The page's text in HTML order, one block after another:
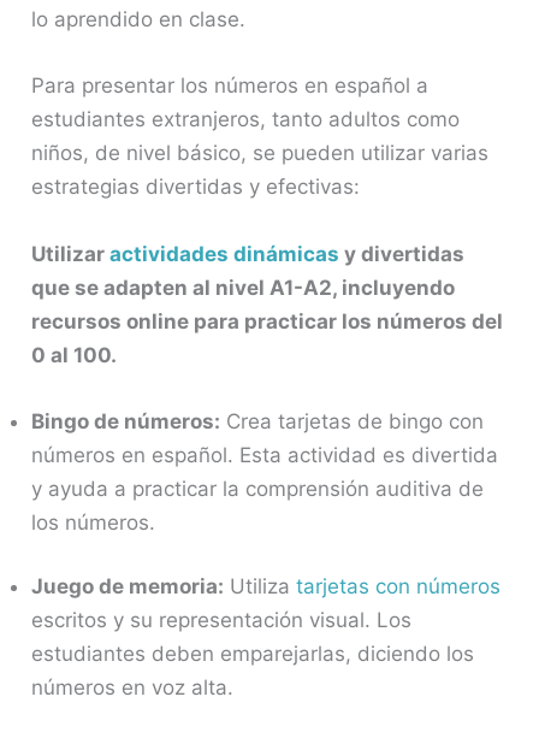
lo aprendido en clase.
Para presentar los números en español a
estudiantes extranjeros, tanto adultos como
niños, de nivel básico, se pueden utilizar varias
estrategias divertidas y efectivas:
Utilizaractividades dinámicas y divertidas
que se adapten al nivel A1-A2, incluyendo
recursos online para practicar los números del
0 al 100.
Bingo de números: Crea tarjetas de bingo con
números en español. Esta actividad es divertida
y ayuda a practicar la comprensión auditiva de
los números.
Juego de memoria: Utilizatarjetas con números
escritos y su representación visual. Los
estudiantes deben emparejarlas, diciendo los
números en voz alta.